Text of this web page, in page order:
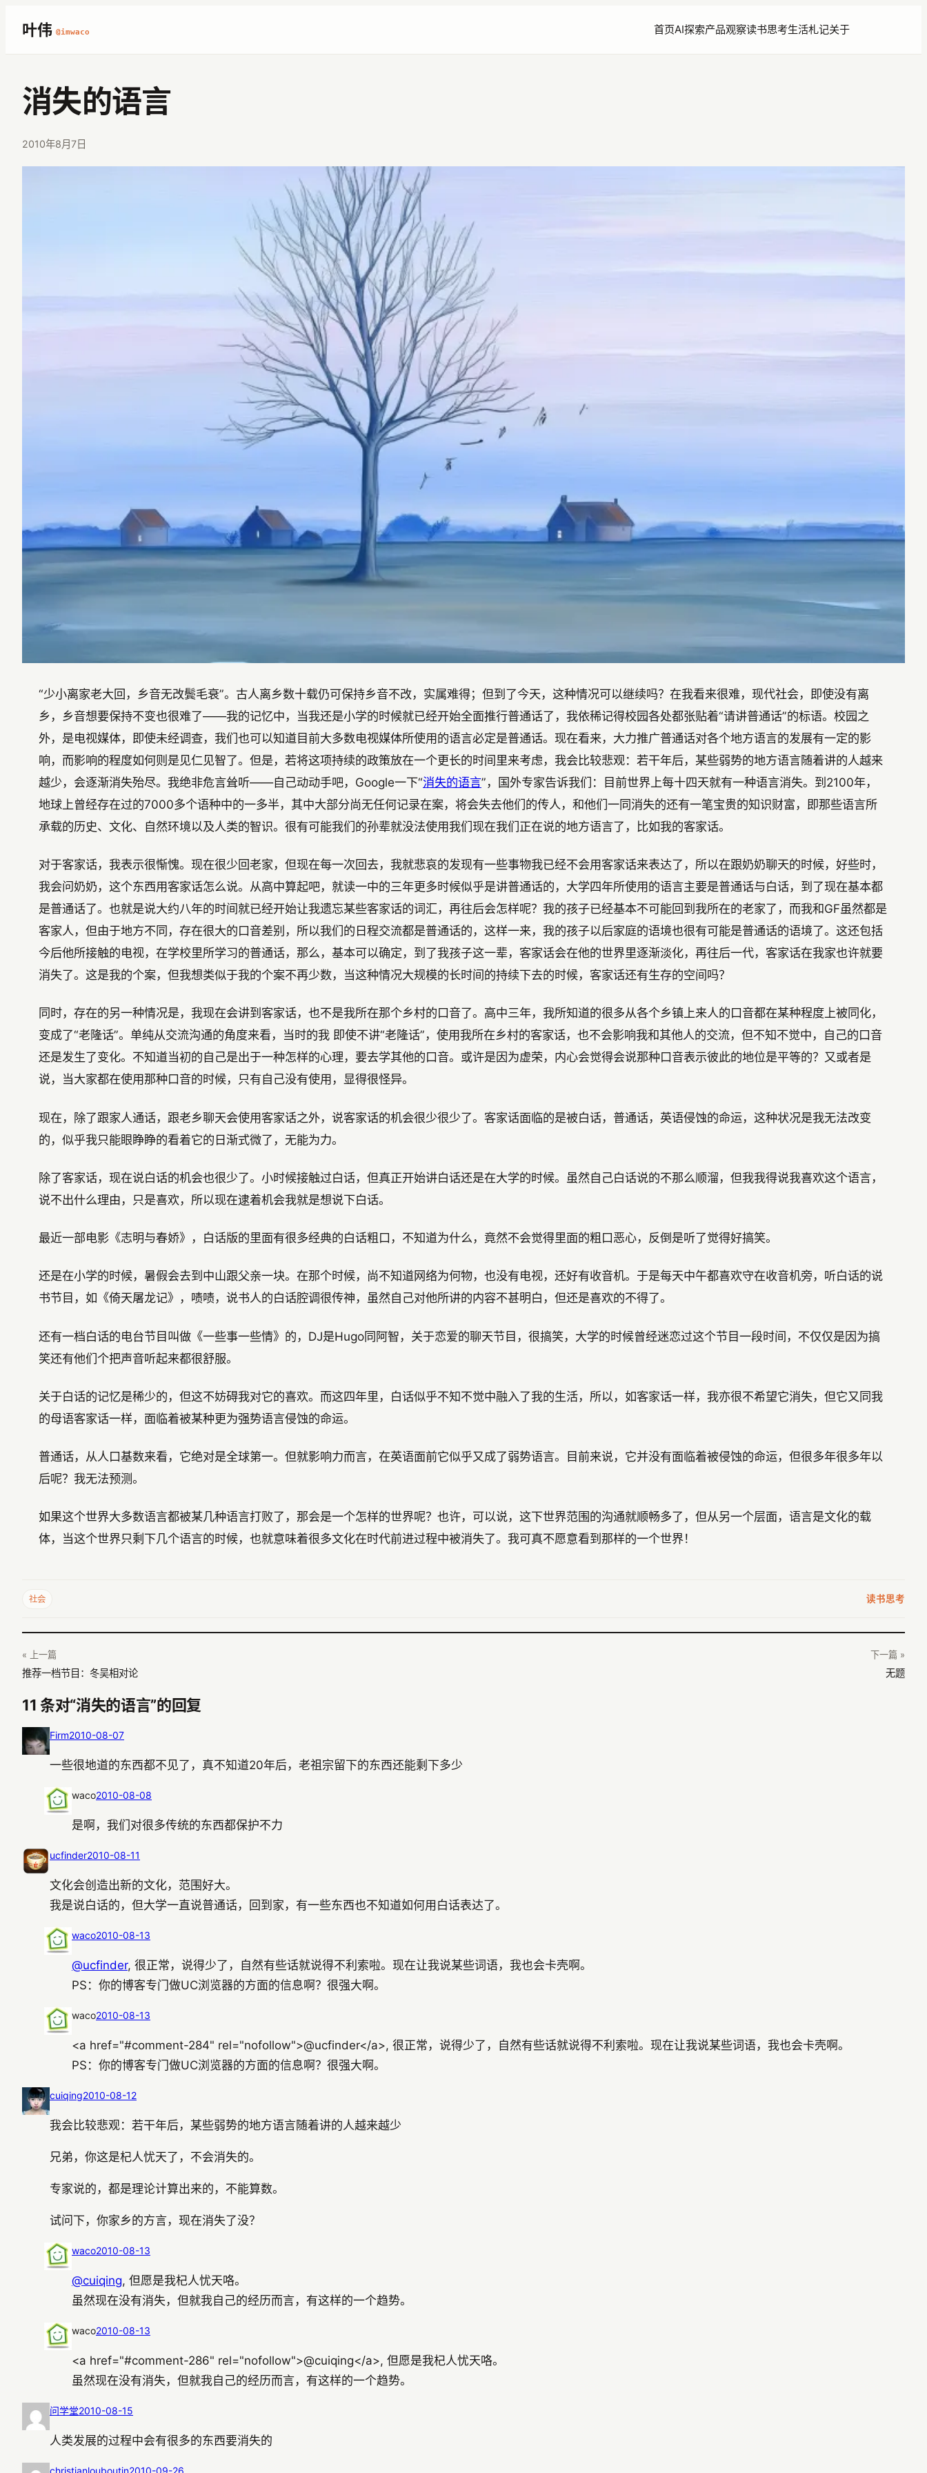
内
叶伟 @imwaco 首页AI探索产品观察读书思考生活札记关于
消失的语言
2010年8月7日
“少小离家老大回，乡音无改鬓毛衰”。古人离乡数十载仍可保持乡音不改，实属难得；但到了今天，这种情况可以继续吗？在我看来很难，现代社会，即使没有离
乡，乡音想要保持不变也很难了——我的记忆中，当我还是小学的时候就已经开始全面推行普通话了，我依稀记得校园各处都张贴着“请讲普通话”的标语。校园之
外，是电视媒体，即使未经调查，我们也可以知道目前大多数电视媒体所使用的语言必定是普通话。现在看来，大力推广普通话对各个地方语言的发展有一定的影
响，而影响的程度如何则是见仁见智了。但是，若将这项持续的政策放在一个更长的时间里来考虑，我会比较悲观：若干年后，某些弱势的地方语言随着讲的人越来
越少，会逐渐消失殆尽。我绝非危言耸听——自己动动手吧，Google一下“消失的语言”，国外专家告诉我们：目前世界上每十四天就有一种语言消失。到2100年，
地球上曾经存在过的7000多个语种中的一多半，其中大部分尚无任何记录在案，将会失去他们的传人，和他们一同消失的还有一笔宝贵的知识财富，即那些语言所
承载的历史、文化、自然环境以及人类的智识。很有可能我们的孙辈就没法使用我们现在我们正在说的地方语言了，比如我的客家话。
对于客家话，我表示很惭愧。现在很少回老家，但现在每一次回去，我就悲哀的发现有一些事物我已经不会用客家话来表达了，所以在跟奶奶聊天的时候，好些时，
我会问奶奶，这个东西用客家话怎么说。从高中算起吧，就读一中的三年更多时候似乎是讲普通话的，大学四年所使用的语言主要是普通话与白话，到了现在基本都
是普通话了。也就是说大约八年的时间就已经开始让我遗忘某些客家话的词汇，再往后会怎样呢？我的孩子已经基本不可能回到我所在的老家了，而我和GF虽然都是
客家人，但由于地方不同，存在很大的口音差别，所以我们的日程交流都是普通话的，这样一来，我的孩子以后家庭的语境也很有可能是普通话的语境了。这还包括
今后他所接触的电视，在学校里所学习的普通话，那么，基本可以确定，到了我孩子这一辈，客家话会在他的世界里逐渐淡化，再往后一代，客家话在我家也许就要
消失了。这是我的个案，但我想类似于我的个案不再少数，当这种情况大规模的长时间的持续下去的时候，客家话还有生存的空间吗？
同时，存在的另一种情况是，我现在会讲到客家话，也不是我所在那个乡村的口音了。高中三年，我所知道的很多从各个乡镇上来人的口音都在某种程度上被同化，
变成了“老隆话”。单纯从交流沟通的角度来看，当时的我 即使不讲“老隆话”，使用我所在乡村的客家话，也不会影响我和其他人的交流，但不知不觉中，自己的口音
还是发生了变化。不知道当初的自己是出于一种怎样的心理，要去学其他的口音。或许是因为虚荣，内心会觉得会说那种口音表示彼此的地位是平等的？又或者是
说，当大家都在使用那种口音的时候，只有自己没有使用，显得很怪异。
现在，除了跟家人通话，跟老乡聊天会使用客家话之外，说客家话的机会很少很少了。客家话面临的是被白话，普通话，英语侵蚀的命运，这种状况是我无法改变
的，似乎我只能眼睁睁的看着它的日渐式微了，无能为力。
除了客家话，现在说白话的机会也很少了。小时候接触过白话，但真正开始讲白话还是在大学的时候。虽然自己白话说的不那么顺溜，但我我得说我喜欢这个语言，
说不出什么理由，只是喜欢，所以现在逮着机会我就是想说下白话。
最近一部电影《志明与春娇》，白话版的里面有很多经典的白话粗口，不知道为什么，竟然不会觉得里面的粗口恶心，反倒是听了觉得好搞笑。
还是在小学的时候，暑假会去到中山跟父亲一块。在那个时候，尚不知道网络为何物，也没有电视，还好有收音机。于是每天中午都喜欢守在收音机旁，听白话的说
书节目，如《倚天屠龙记》，啧啧，说书人的白话腔调很传神，虽然自己对他所讲的内容不甚明白，但还是喜欢的不得了。
还有一档白话的电台节目叫做《一些事一些情》的，DJ是Hugo同阿智，关于恋爱的聊天节目，很搞笑，大学的时候曾经迷恋过这个节目一段时间，不仅仅是因为搞
笑还有他们个把声音听起来都很舒服。
关于白话的记忆是稀少的，但这不妨碍我对它的喜欢。而这四年里，白话似乎不知不觉中融入了我的生活，所以，如客家话一样，我亦很不希望它消失，但它又同我
的母语客家话一样，面临着被某种更为强势语言侵蚀的命运。
普通话，从人口基数来看，它绝对是全球第一。但就影响力而言，在英语面前它似乎又成了弱势语言。目前来说，它并没有面临着被侵蚀的命运，但很多年很多年以
后呢？我无法预测。
如果这个世界大多数语言都被某几种语言打败了，那会是一个怎样的世界呢？也许，可以说，这下世界范围的沟通就顺畅多了，但从另一个层面，语言是文化的载
体，当这个世界只剩下几个语言的时候，也就意味着很多文化在时代前进过程中被消失了。我可真不愿意看到那样的一个世界！
社会 读书思考
« 上一篇
推荐一档节目：冬吴相对论
下一篇 »
无题
11 条对“消失的语言”的回复
Firm2010-08-07
一些很地道的东西都不见了，真不知道20年后，老祖宗留下的东西还能剩下多少
waco2010-08-08
是啊，我们对很多传统的东西都保护不力
ucfinder2010-08-11
文化会创造出新的文化，范围好大。
我是说白话的，但大学一直说普通话，回到家，有一些东西也不知道如何用白话表达了。
waco2010-08-13
@ucfinder, 很正常，说得少了，自然有些话就说得不利索啦。现在让我说某些词语，我也会卡壳啊。
PS：你的博客专门做UC浏览器的方面的信息啊？很强大啊。
waco2010-08-13
<a href="#comment-284" rel="nofollow">@ucfinder</a>, 很正常，说得少了，自然有些话就说得不利索啦。现在让我说某些词语，我也会卡壳啊。
PS：你的博客专门做UC浏览器的方面的信息啊？很强大啊。
cuiqing2010-08-12
我会比较悲观：若干年后，某些弱势的地方语言随着讲的人越来越少
兄弟，你这是杞人忧天了，不会消失的。
专家说的，都是理论计算出来的，不能算数。
试问下，你家乡的方言，现在消失了没？
waco2010-08-13
@cuiqing, 但愿是我杞人忧天咯。
虽然现在没有消失，但就我自己的经历而言，有这样的一个趋势。
waco2010-08-13
<a href="#comment-286" rel="nofollow">@cuiqing</a>, 但愿是我杞人忧天咯。
虽然现在没有消失，但就我自己的经历而言，有这样的一个趋势。
问学堂2010-08-15
人类发展的过程中会有很多的东西要消失的